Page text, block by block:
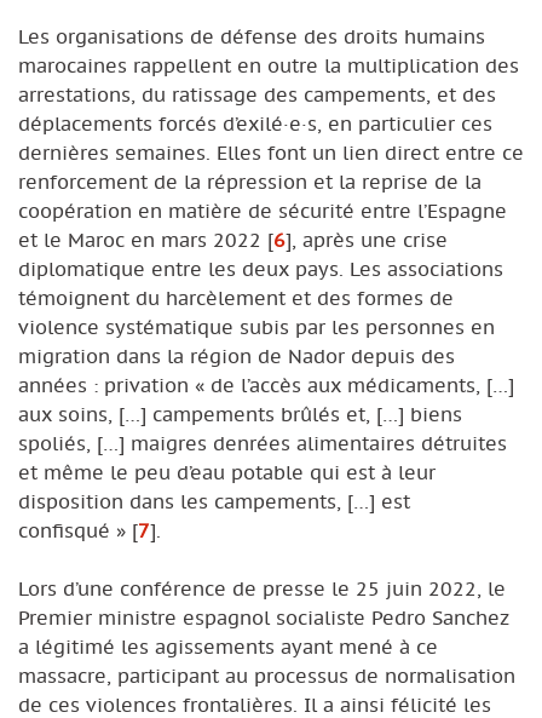
Les organisations de défense des droits humains
marocaines rappellent en outre la multiplication des
arrestations, du ratissage des campements, et des
déplacements forcés d’exilé·e·s, en particulier ces
dernières semaines. Elles font un lien direct entre ce
renforcement de la répression et la reprise de la
coopération en matière de sécurité entre l’Espagne
et le Maroc en mars 2022 [6] , après une crise
diplomatique entre les deux pays. Les associations
témoignent du harcèlement et des formes de
violence systématique subis par les personnes en
migration dans la région de Nador depuis des
années : privation « de l’accès aux médicaments, […]
aux soins, […] campements brûlés et, […] biens
spoliés, […] maigres denrées alimentaires détruites
et même le peu d’eau potable qui est à leur
disposition dans les campements, […] est
confisqué » [7]
Lors d’une conférence de presse le 25 juin 2022, le
Premier ministre espagnol socialiste Pedro Sanchez
a légitimé les agissements ayant mené à ce
massacre, participant au processus de normalisation
de ces violences frontalières. Il a ainsi félicité les